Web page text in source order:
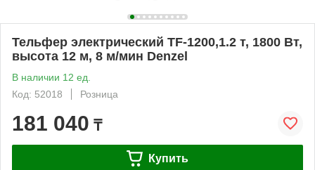
Тельфер электрический TF-1200,1.2 т, 1800 Вт,
высота 12 м, 8 м/мин Denzel
В наличии 12 ед.
Код: 52018
Розница
181 040 ₸
Купить